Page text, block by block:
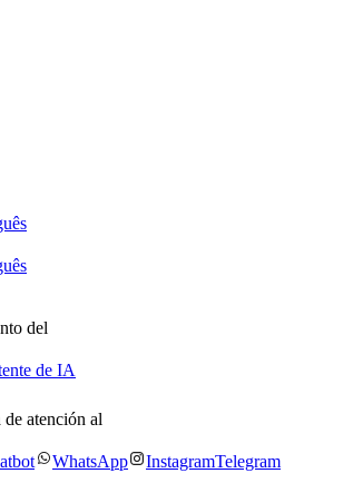
del
de IA
atención al
WhatsApp InstagramTelegram